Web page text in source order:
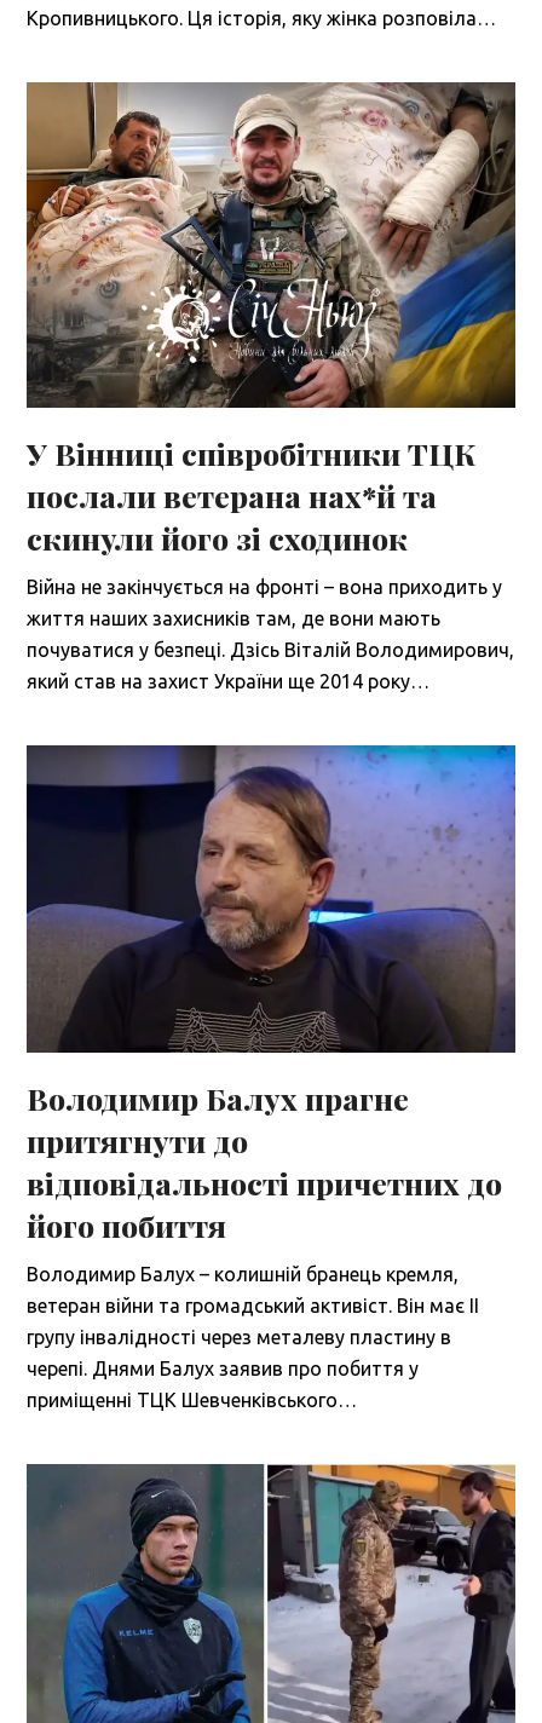
Кропивницького. Ця історія, яку жінка розповіла…
У Вінниці співробітники ТЦК
послали ветерана нах*й та
скинули його зі сходинок
Війна не закінчується на фронті – вона приходить у
життя наших захисників там, де вони мають
почуватися у безпеці. Дзісь Віталій Володимирович,
який став на захист України ще 2014 року…
Володимир Балух прагне
притягнути до
відповідальності причетних до
його побиття
Володимир Балух – колишній бранець кремля,
ветеран війни та громадський активіст. Він має ІІ
групу інвалідності через металеву пластину в
черепі. Днями Балух заявив про побиття у
приміщенні ТЦК Шевченківського…